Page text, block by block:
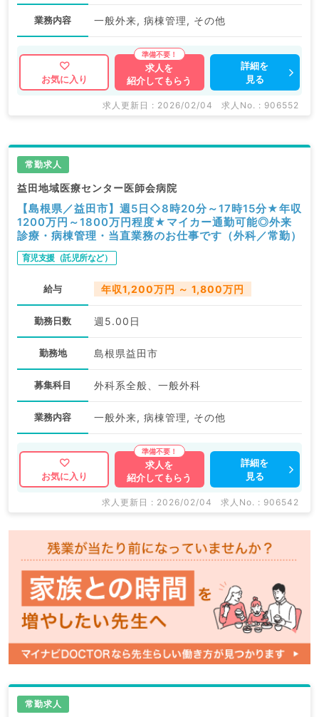
業務内容 一般外来, 病棟管理, その他
お気に入り
求人を
紹介してもらう
詳細を
見る
求人更新日 : 2026/02/04 求人No. : 906552
常勤求人
益田地域医療センター医師会病院
【島根県／益田市】週5日◇8時20分～17時15分★年収
1200万円～1800万円程度★マイカー通勤可能◎外来
診療・病棟管理・当直業務のお仕事です（外科／常勤）
育児支援（託児所など）
給与 年収1,200万円 ～ 1,800万円
勤務日数 週5.00日
勤務地 島根県益田市
募集科目 外科系全般、一般外科
業務内容 一般外来, 病棟管理, その他
お気に入り
求人を
紹介してもらう
詳細を
見る
求人更新日 : 2026/02/04 求人No. : 906542
常勤求人